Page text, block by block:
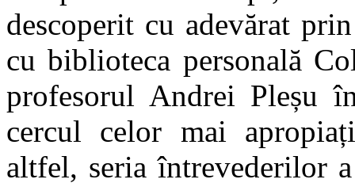
descoperit cu adevărat
cu biblioteca personală
profesorul Andrei Pleșu
cercul celor mai
altfel, seria întrevederilor